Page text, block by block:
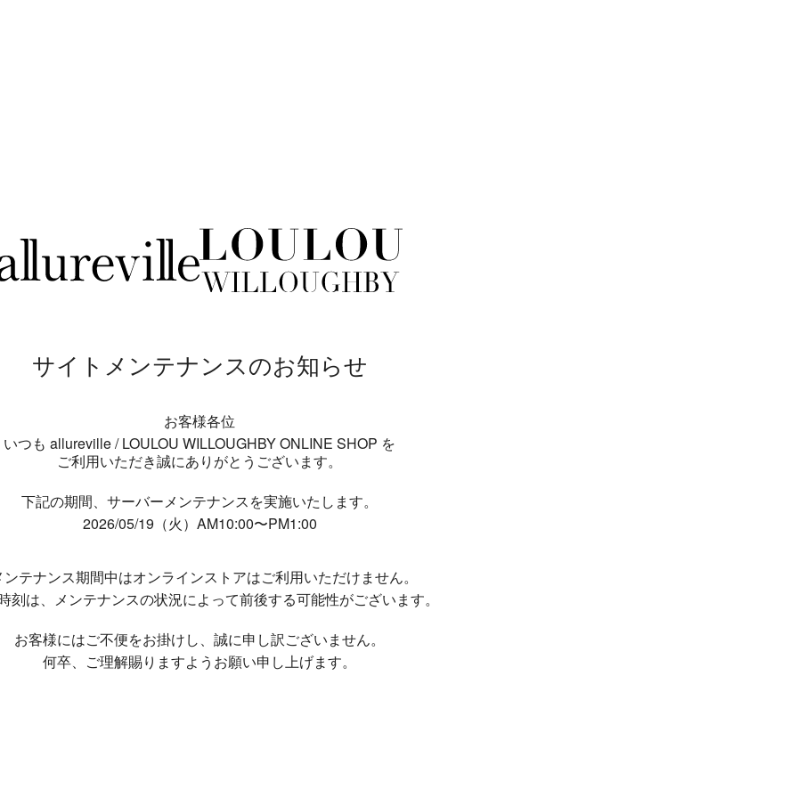
サイトメンテナンスのお知らせ
お客様各位
いつも allureville / LOULOU WILLOUGHBY ONLINE SHOP を
ご利用いただき誠にありがとうございます。
下記の期間、サーバーメンテナンスを実施いたします。
2026/05/19（火）AM10:00〜PM1:00
ンテナンス期間中はオンラインストアはご利用いただけません。
刻は、メンテナンスの状況によって前後する可能性がございます。
お客様にはご不便をお掛けし、 誠に申し訳ございません。
何卒、ご理解賜りますようお願い申し上げます。